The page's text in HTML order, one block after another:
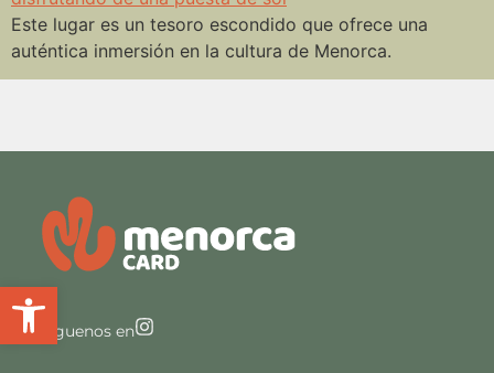
Abrir barra de herramientas
Este lugar es un tesoro escondido que ofrece una
auténtica inmersión en la cultura de Menorca.
Síguenos en